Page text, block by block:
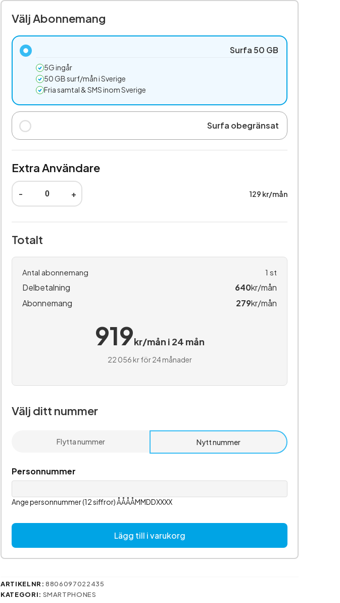
Välj Abonnemang
Surfa 50 GB
5G ingår
50 GB surf/mån i Sverige
Fria samtal & SMS inom Sverige
Surfa obegränsat
Extra Användare
- + 129 kr/mån
Totalt
Antal abonnemang 1 st
Delbetalning 640kr/mån
Abonnemang
279kr/mån
919kr/mån i 24 mån
22 056 kr för 24 månader
Välj ditt nummer
Flytta nummer Nytt nummer
Personnummer
Ange personnummer (12 siffror) ÅÅÅÅMMDDXXXX
Lägg till i varukorg
ARTIKELNR:8806097022435
KATEGORI: SMARTPHONES